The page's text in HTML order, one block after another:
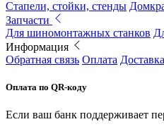
Стапели, стойки, стенды
Запчасти
Для шиномонтажных станков
Информация
Обратная связь Оплата Доставка
Оплата по QR-коду
Если ваш банк поддерживает